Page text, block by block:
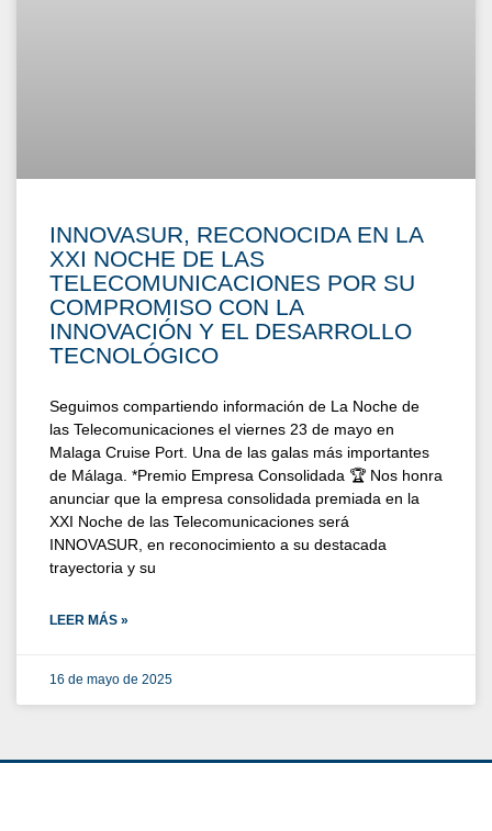
INNOVASUR, RECONOCIDA EN LA
XXI NOCHE DE LAS
TELECOMUNICACIONES POR SU
COMPROMISO CON LA
INNOVACIÓN Y EL DESARROLLO
TECNOLÓGICO
Seguimos compartiendo información de La Noche de
las Telecomunicaciones el viernes 23 de mayo en
Malaga Cruise Port. Una de las galas más importantes
de Málaga. *Premio Empresa Consolidada 🏆 Nos honra
anunciar que la empresa consolidada premiada en la
XXI Noche de las Telecomunicaciones será
INNOVASUR, en reconocimiento a su destacada
trayectoria y su
LEER MÁS »
16 de mayo de 2025